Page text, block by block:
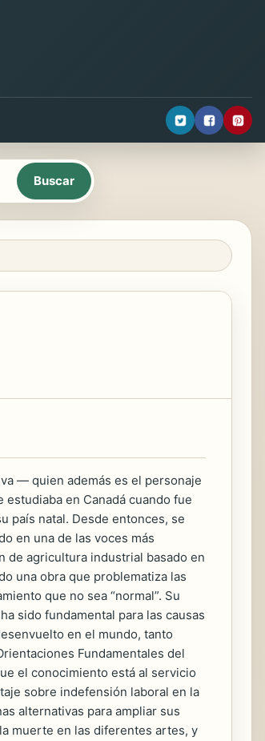
— quien además es el personaje
en Canadá cuando fue
país natal. Desde entonces, se
en una de las voces más
de agricultura industrial basado en
una obra que problematiza las
que no sea “normal”. Su
sido fundamental para las causas
en el mundo, tanto
Fundamentales del
el conocimiento está al servicio
sobre indefensión laboral en la
alternativas para ampliar sus
muerte en las diferentes artes, y